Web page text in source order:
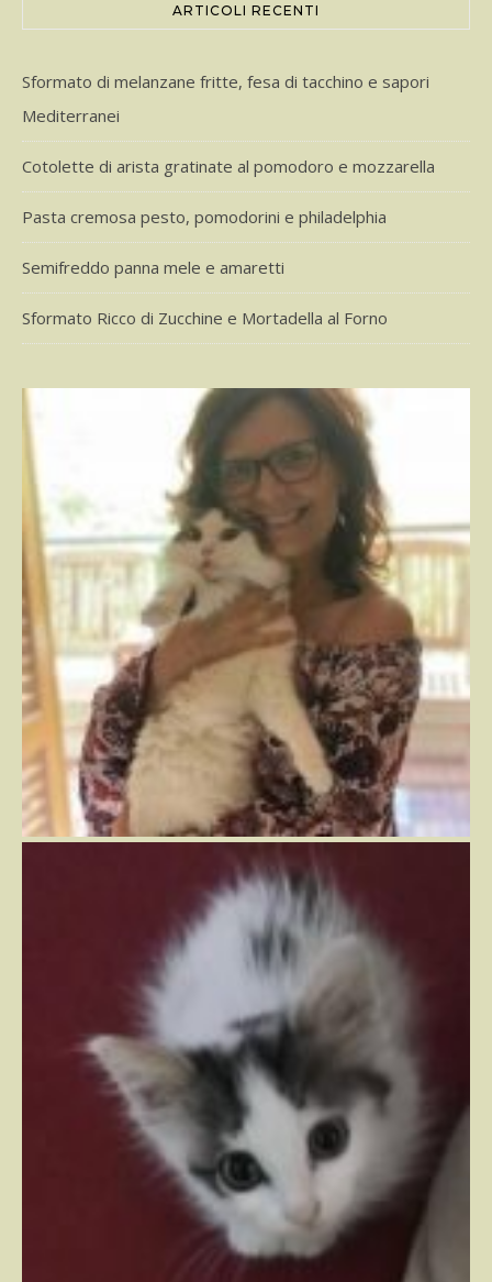
ARTICOLI RECENTI
Sformato di melanzane fritte, fesa di tacchino e sapori
Mediterranei
Cotolette di arista gratinate al pomodoro e mozzarella
Pasta cremosa pesto, pomodorini e philadelphia
Semifreddo panna mele e amaretti
Sformato Ricco di Zucchine e Mortadella al Forno